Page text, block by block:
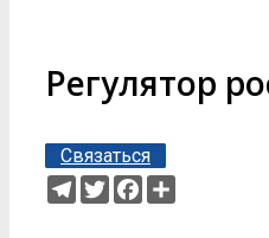
Регулятор
Связаться
Telegram
TwitterFacebook